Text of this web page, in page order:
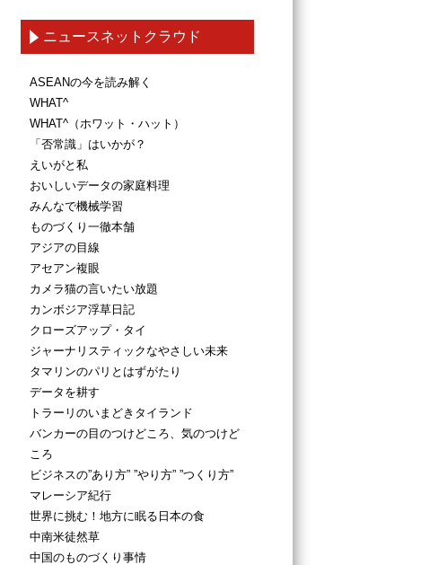
ニュースネットクラウド
ASEANの今を読み解く
WHAT^
WHAT^（ホワット・ハット）
「否常識」はいかが？
えいがと私
おいしいデータの家庭料理
みんなで機械学習
ものづくり一徹本舗
アジアの目線
アセアン複眼
カメラ猫の言いたい放題
カンボジア浮草日記
クローズアップ・タイ
ジャーナリスティックなやさしい未来
タマリンのパリとはずがたり
データを耕す
トラーリのいまどきタイランド
バンカーの目のつけどころ、気のつけど
ころ
ビジネスの”あり方” ”やり方” ”つくり方”
マレーシア紀行
世界に挑む！地方に眠る日本の食
中南米徒然草
中国のものづくり事情